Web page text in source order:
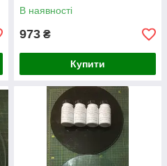
В наявності
973 ₴
Купити